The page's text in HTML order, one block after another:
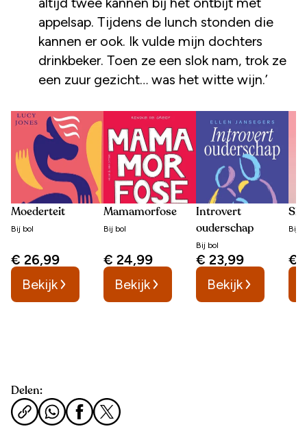
appelsap. Tijdens de lunch stonden die
kannen er ook. Ik vulde mijn dochters
drinkbeker. Toen ze een slok nam, trok ze
een zuur gezicht… was het witte wijn.’
Moederteit
Bij bol
€ 26,99
Bekijk
Mamamorfose
Bij bol
€ 24,99
Bekijk
Introvert
ouderschap
Bij bol
€ 23,99
Bekijk
Bij
€
Delen: